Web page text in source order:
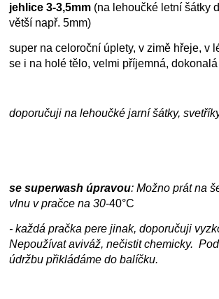
jehlice 3-3,5mm (na lehoučké letní šátky
větší např. 5mm)
super na celoroční úplety, v zimě hřeje, v
se i na holé tělo, velmi příjemná, dokonalá
doporučuji na lehoučké jarní šátky,
se superwash úpravou: Možno prát na
vlnu v pračce na30-40°C
- každá pračka pere jinak, doporučuji
Nepoužívat aviváž, nečistit chemicky.
údržbu přikládáme do balíčku.